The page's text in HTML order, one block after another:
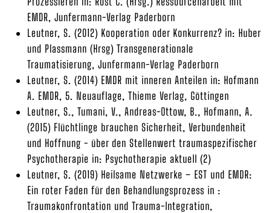
EMDR, Junfermann-Verlag Paderborn
Leutner, S. (2012) Kooperation oder Konkurrenz? in: Huber
und Plassmann (Hrsg) Transgenerationale
Traumatisierung, Junfermann-Verlag Paderborn
Leutner, S. (2014) EMDR mit inneren Anteilen in: Hofmann
A. EMDR, 5. Neuauflage, Thieme Verlag, Göttingen
Leutner, S., Tumani, V., Andreas-Ottow, B., Hofmann, A.
(2015) Flüchtlinge brauchen Sicherheit, Verbundenheit
und Hoffnung - über den Stellenwert traumaspezifischer
Psychotherapie in: Psychotherapie aktuell (2)
Leutner, S. (2019) Heilsame Netzwerke – EST und EMDR:
Ein roter Faden für den Behandlungsprozess in :
Traumakonfrontation und Trauma-Integration,